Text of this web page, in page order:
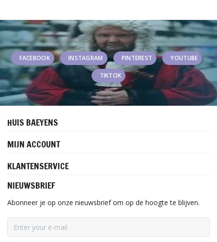
FACEBOOK INSTAGRAM PINTEREST YOUTUBE
TIKTOK
HUIS BAEYENS
MIJN ACCOUNT
KLANTENSERVICE
NIEUWSBRIEF
Abonneer je op onze nieuwsbrief om op de hoogte te blijven.